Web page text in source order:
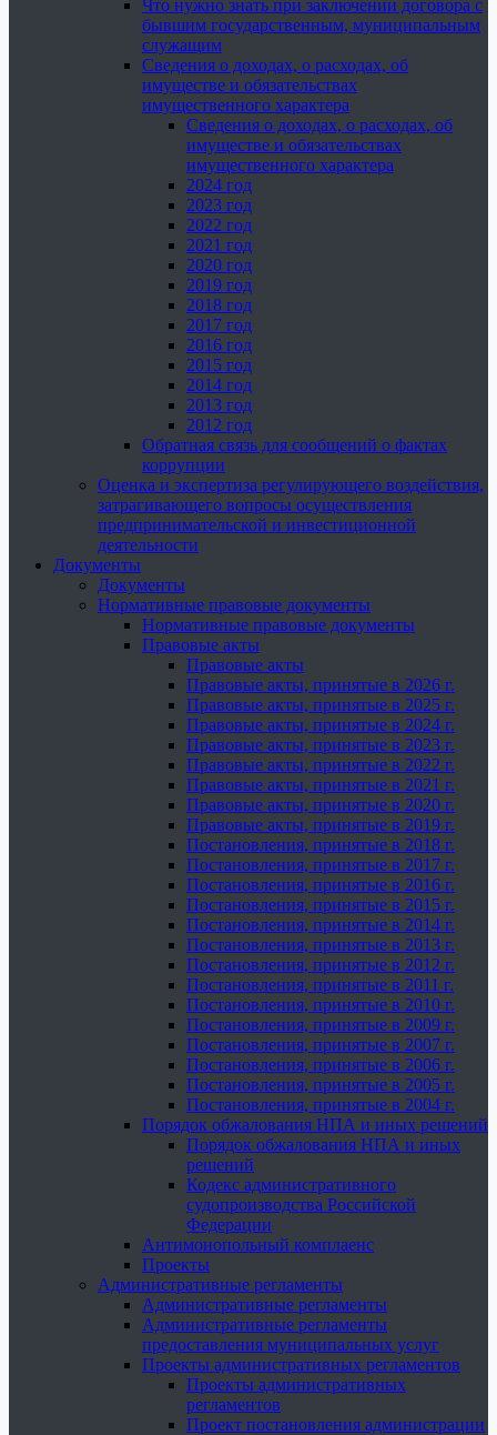
Что нужно знать при заключении договора с
бывшим государственным, муниципальным
служащим
Сведения о доходах, о расходах, об
имуществе и обязательствах
имущественного характера
Сведения о доходах, о расходах, об
имуществе и обязательствах
имущественного характера
2024 год
2023 год
2022 год
2021 год
2020 год
2019 год
2018 год
2017 год
2016 год
2015 год
2014 год
2013 год
2012 год
Обратная связь для сообщений о фактах
коррупции
Оценка и экспертиза регулирующего воздействия,
затрагивающего вопросы осуществления
предпринимательской и инвестиционной
деятельности
Документы
Документы
Нормативные правовые документы
Нормативные правовые документы
Правовые акты
Правовые акты
Правовые акты, принятые в 2026 г.
Правовые акты, принятые в 2025 г.
Правовые акты, принятые в 2024 г.
Правовые акты, принятые в 2023 г.
Правовые акты, принятые в 2022 г.
Правовые акты, принятые в 2021 г.
Правовые акты, принятые в 2020 г.
Правовые акты, принятые в 2019 г.
Постановления, принятые в 2018 г.
Постановления, принятые в 2017 г.
Постановления, принятые в 2016 г.
Постановления, принятые в 2015 г.
Постановления, принятые в 2014 г.
Постановления, принятые в 2013 г.
Постановления, принятые в 2012 г.
Постановления, принятые в 2011 г.
Постановления, принятые в 2010 г.
Постановления, принятые в 2009 г.
Постановления, принятые в 2007 г.
Постановления, принятые в 2006 г.
Постановления, принятые в 2005 г.
Постановления, принятые в 2004 г.
Порядок обжалования НПА и иных решений
Порядок обжалования НПА и иных
решений
Кодекс административного
судопроизводства Российской
Федерации
Антимонопольный комплаенс
Проекты
Административные регламенты
Административные регламенты
Административные регламенты
предоставления муниципальных услуг
Проекты административных регламентов
Проекты административных
регламентов
Проект постановления администрации